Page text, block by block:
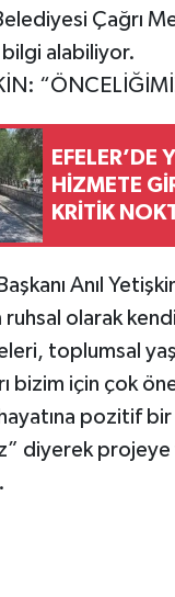
Çağrı
alabiliyor.
EFELER’DE
HİZMETE
KRİTİK
Anıl
ruhsal olarak
toplumsal
bizim için çok
pozitif
diyerek projeye